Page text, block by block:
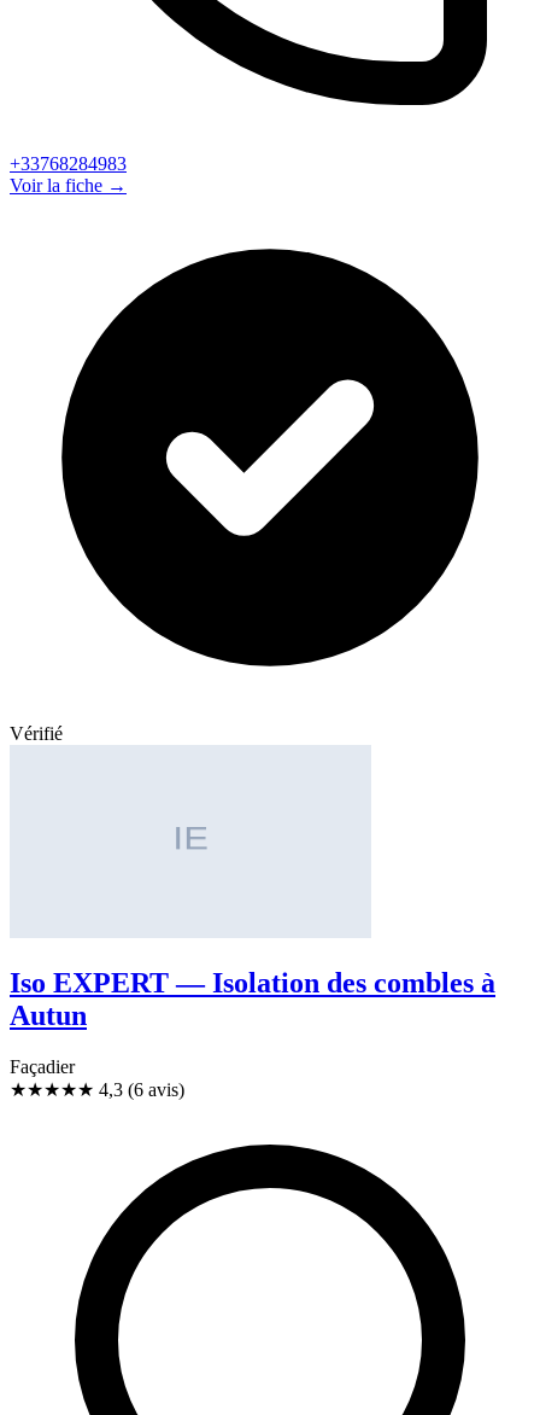
+33768284983
Voir la fiche →
Vérifié
Iso EXPERT — Isolation des combles à
Autun
Façadier
★★★★★ 4,3 (6 avis)